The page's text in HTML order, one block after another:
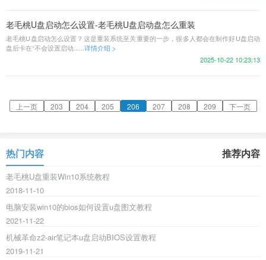
老毛桃U盘启动怎么设置-老毛桃U盘启动盘怎么重装
老毛桃U盘启动怎么设置？这是重装系统至关重要的一步，很多人都会在制作好U盘启动
盘后卡在“不会设置启动......详情介绍 >
2025-10-22 10:23:13
上一页 203 204 205 206 207 208 209 下一页
热门内容 推荐内容
老毛桃U盘重装Win10系统教程
2018-11-10
电脑安装win10的bios如何设置u盘图文教程
2021-11-22
机械革命z2-air笔记本u盘启动BIOS设置教程
2019-11-21